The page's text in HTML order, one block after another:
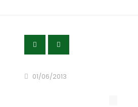
01/06/2013